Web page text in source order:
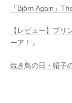
「Björn Again」
【レビュー】プリ
ーア！』
焼き鳥の日・帽子